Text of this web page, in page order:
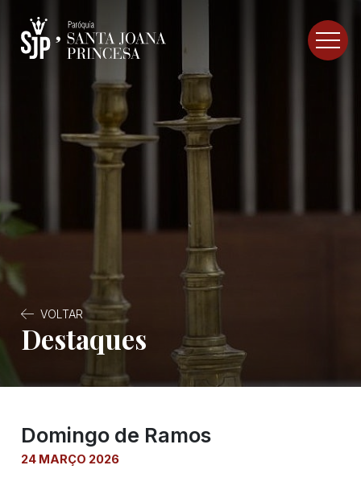
VOLTAR
Destaques
Domingo de Ramos
24 MARÇO 2026